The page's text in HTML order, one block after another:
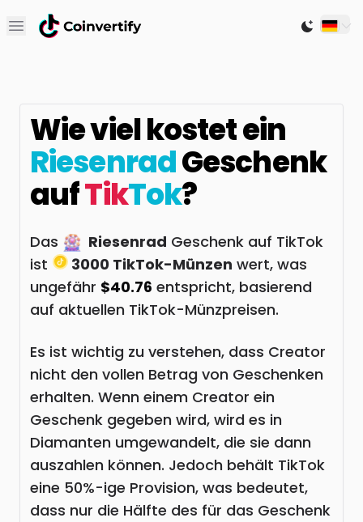
Open main menu Switch
Wie viel kostet ein
RiesenradGeschenk
aufTikTok?
Das Riesenrad Geschenk auf TikTok
ist
3000 TikTok-Münzen wert, was
ungefähr $40.76 entspricht, basierend
auf aktuellen TikTok-Münzpreisen.
Es ist wichtig zu verstehen, dass Creator
nicht den vollen Betrag von Geschenken
erhalten. Wenn einem Creator ein
Geschenk gegeben wird, wird es in
Diamanten umgewandelt, die sie dann
auszahlen können. Jedoch behält TikTok
eine 50%-ige Provision, was bedeutet,
dass nur die Hälfte des für das Geschenk